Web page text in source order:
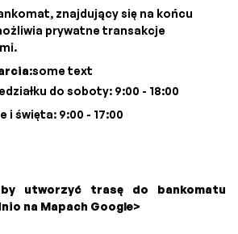
znajdujący się na końcu
prywatne transakcje
:some text
do soboty: 9:00 - 18:00
i święta: 9:00 - 17:00
utworzyć trasę do bankomatu
na Mapach Google>